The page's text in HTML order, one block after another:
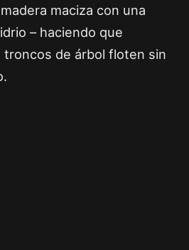
maciza con una
– haciendo que
troncos de árbol floten sin